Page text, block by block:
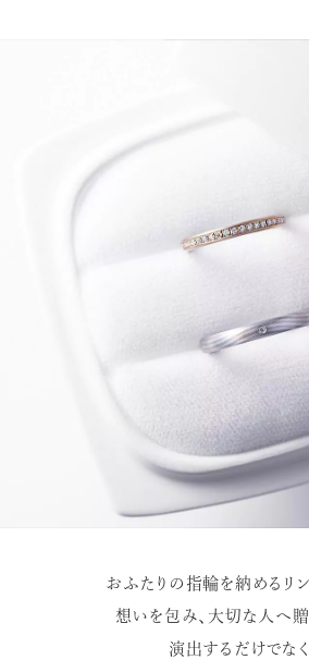
おふたりの指輪を納めるリン
想いを包み、大切な人へ
演出するだけでなく